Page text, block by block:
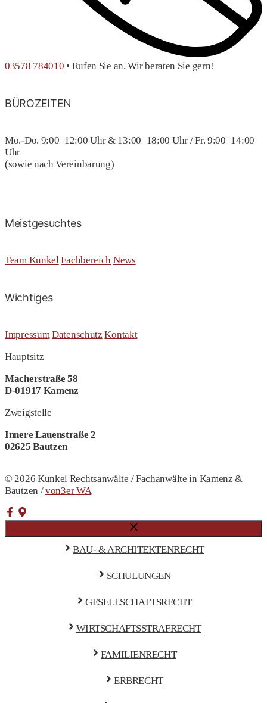
03578 784010 • Rufen Sie an. Wir beraten Sie gern!
BÜROZEITEN
Mo.-Do. 9:00–12:00 Uhr & 13:00–18:00 Uhr / Fr. 9:00–14:00
Uhr
(sowie nach Vereinbarung)
Meistgesuchtes
Team KunkelFachbereich News
Wichtiges
ImpressumDatenschutz Kontakt
Hauptsitz
Macherstraße 58
D-01917 Kamenz
Zweigstelle
Innere Lauenstraße 2
02625 Bautzen
© 2026 Kunkel Rechtsanwälte / Fachanwälte in Kamenz &
Bautzen /von3er WA
BAU- & ARCHITEKTENRECHT
SCHULUNGEN
GESELLSCHAFTSRECHT
WIRTSCHAFTSSTRAFRECHT
FAMILIENRECHT
ERBRECHT